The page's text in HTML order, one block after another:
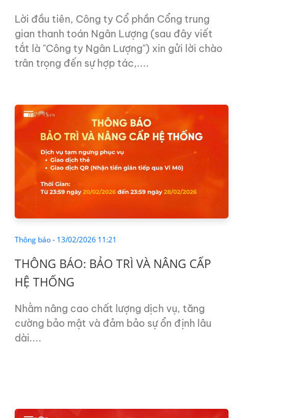
hàng...
Lời đầu tiên, Công ty Cổ phần Cổng trung
gian thanh toán Ngân Lượng (sau đây viết
tắt là "Công ty Ngân Lượng") xin gửi lời chào
trân trọng đến sự hợp tác,....
Thông báo- 13/02/2026 11:21
THÔNG BÁO: BẢO TRÌ VÀ NÂNG CẤP
HỆ THỐNG
Nhằm nâng cao chất lượng dịch vụ, tăng
cường bảo mật và đảm bảo sự ổn định lâu
dài....